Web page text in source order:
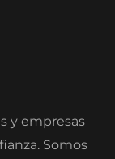
y empresas
Somos